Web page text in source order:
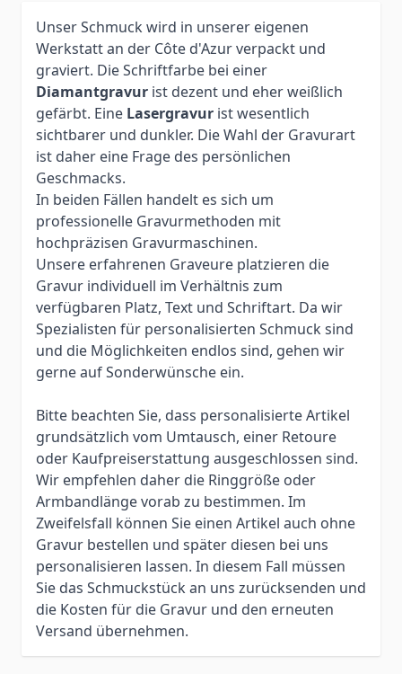
Unser Schmuck wird in unserer eigenen
Werkstatt an der Côte d'Azur verpackt und
graviert. Die Schriftfarbe bei einer
Diamantgravur ist dezent und eher weißlich
gefärbt. Eine Lasergravur ist wesentlich
sichtbarer und dunkler. Die Wahl der Gravurart
ist daher eine Frage des persönlichen
Geschmacks.
In beiden Fällen handelt es sich um
professionelle Gravurmethoden mit
hochpräzisen Gravurmaschinen.
Unsere erfahrenen Graveure platzieren die
Gravur individuell im Verhältnis zum
verfügbaren Platz, Text und Schriftart. Da wir
Spezialisten für personalisierten Schmuck sind
und die Möglichkeiten endlos sind, gehen wir
gerne auf Sonderwünsche ein.
Bitte beachten Sie, dass personalisierte Artikel
grundsätzlich vom Umtausch, einer Retoure
oder Kaufpreiserstattung ausgeschlossen sind.
Wir empfehlen daher die Ringgröße oder
Armbandlänge vorab zu bestimmen. Im
Zweifelsfall können Sie einen Artikel auch ohne
Gravur bestellen und später diesen bei uns
personalisieren lassen. In diesem Fall müssen
Sie das Schmuckstück an uns zurücksenden und
die Kosten für die Gravur und den erneuten
Versand übernehmen.